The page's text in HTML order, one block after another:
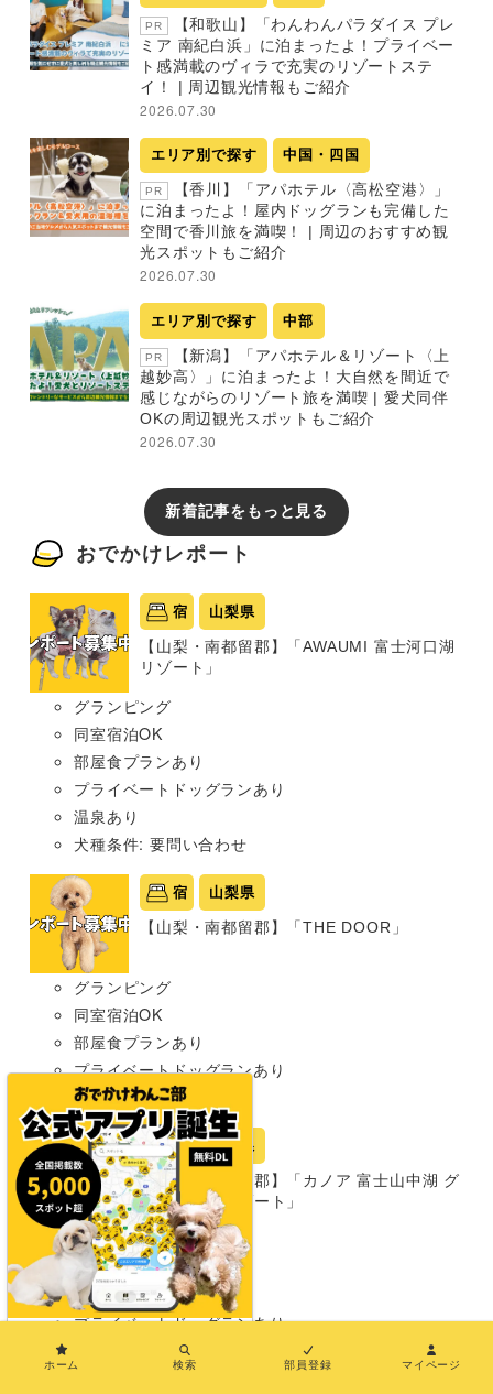
PR
【和歌山】「わんわんパラダイス プレ
ミア 南紀白浜」に泊まったよ！プライベー
ト感満載のヴィラで充実のリゾートステ
イ！ | 周辺観光情報もご紹介
2026.07.30
エリア別で探す 中国・四国
PR
【香川】「アパホテル〈高松空港〉」
に泊まったよ！屋内ドッグランも完備した
空間で香川旅を満喫！ | 周辺のおすすめ観
光スポットもご紹介
2026.07.30
エリア別で探す 中部
PR
【新潟】「アパホテル＆リゾート〈上
越妙高〉」に泊まったよ！大自然を間近で
感じながらのリゾート旅を満喫 | 愛犬同伴
OKの周辺観光スポットもご紹介
2026.07.30
新着記事をもっと見る
おでかけレポート
宿 山梨県
【山梨・南都留郡】「AWAUMI 富士河口湖
リゾート」
グランピング
同室宿泊OK
部屋食プランあり
プライベートドッグランあり
温泉あり
犬種条件: 要問い合わせ
宿 山梨県
【山梨・南都留郡】「THE DOOR」
グランピング
同室宿泊OK
部屋食プランあり
プライベートドッグランあり
中型犬まで
宿 山梨県
【山梨・南都留郡】「カノア 富士山中湖 グ
ランピングリゾート」
グランピング
同室宿泊OK
部屋食プランあり
プライベートドッグランあり
わんこメニューあり
ホーム 検索 部員登録 マイページ